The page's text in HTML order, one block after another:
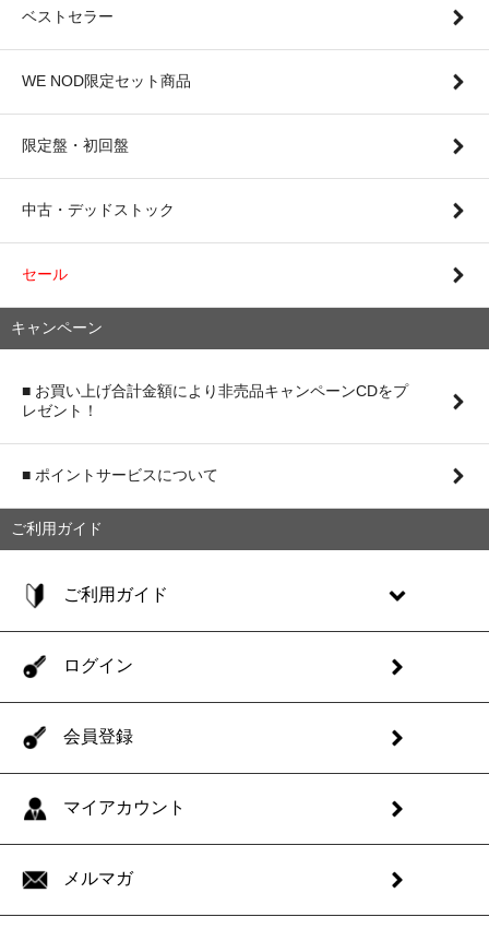
ベストセラー
WE NOD限定セット商品
限定盤・初回盤
中古・デッドストック
セール
キャンペーン
■ お買い上げ合計金額により非売品キャンペーンCDをプ
レゼント！
■ ポイントサービスについて
ご利用ガイド
ご利用ガイド
ログイン
会員登録
マイアカウント
メルマガ